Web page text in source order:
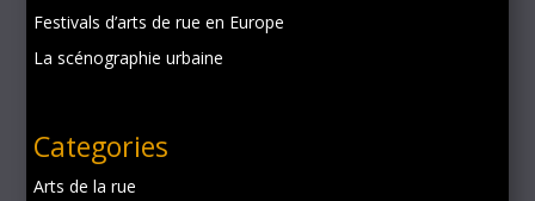
Festivals d’arts de rue en Europe
La scénographie urbaine
Categories
Arts de la rue